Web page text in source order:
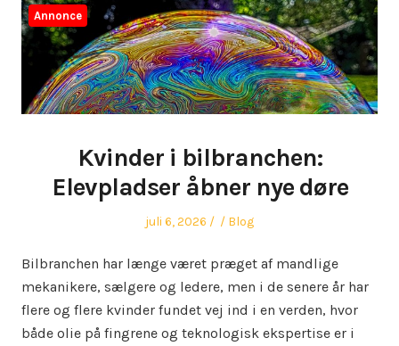
Annonce
Kvinder i bilbranchen:
Elevpladser åbner nye døre
Posted
juli 6, 2026 Author
Posted
Blog
Bilbranchen har længe været præget af mandlige
mekanikere, sælgere og ledere, men i de senere år har
flere og flere kvinder fundet vej ind i en verden, hvor
både olie på fingrene og teknologisk ekspertise er i